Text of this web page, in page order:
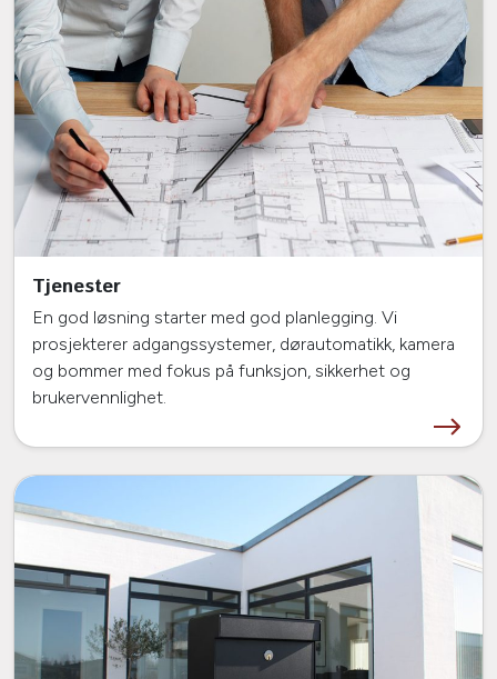
Tjenester
En god løsning starter med god planlegging. Vi
prosjekterer adgangssystemer, dørautomatikk, kamera
og bommer med fokus på funksjon, sikkerhet og
brukervennlighet.